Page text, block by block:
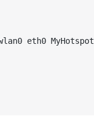
eth0 MyHotspot